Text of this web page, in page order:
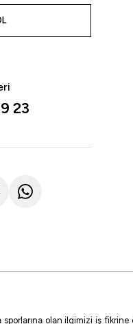
23
olan ilgimizi iş fikrine